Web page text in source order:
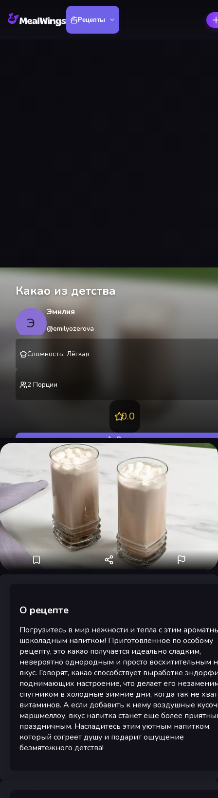
Рецепты
Какао из детства
Э
Эмилия
@emilyozerova
Сложность: Лёгкая
2 Порции
0.0
Оценить
О рецепте
Погрузитесь в мир нежности и тепла с этим
шоколадным напитком! Приготовленное по особому
рецепту, это какао получается идеально сладким,
невероятно однородным и просто восхитительным
вкус. Говорят, какао способствует выработке
поднимающих настроение, что делает его
спутником в холодные зимние дни, когда так не
витаминов. А если добавить к нему воздушные
маршмеллоу, вкус напитка станет еще более
праздничным. Насладитесь этим уютным напитком,
который согреет душу и подарит ощущение
безмятежного детства!